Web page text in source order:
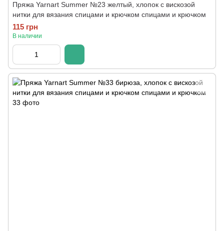
Пряжа Yarnart Summer №23 желтый, хлопок с вискозой
нитки для вязания спицами и крючком спицами и крючком
115 грн
В наличии